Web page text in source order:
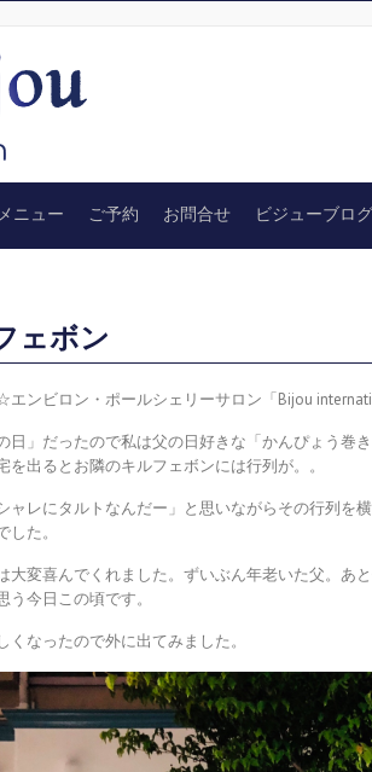
ニュー ご予約 お問合せ ビジューブログ
ェボン
ンビロン・ポールシェリーサロン「Bijou
日」だったので私は父の日好きな「かんぴょう巻
を出るとお隣のキルフェボンには行列が。。
ャレにタルトなんだー」と思いながらその行列を
した。
大変喜んでくれました。ずいぶん年老いた父。あ
う今日この頃です。
くなったので外に出てみました。